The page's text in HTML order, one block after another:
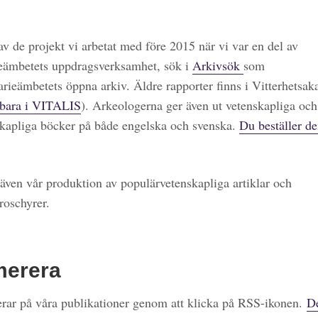
de projekt vi arbetat med före 2015 när vi var en del av
uppdragsverksamhet, sök i Arkivsök som
öppna arkiv. Äldre rapporter finns i
i VITALIS). Arkeologerna ger även ut vetenskapliga och
böcker på både engelska och svenska. Du beställer
vår produktion av populärvetenskapliga artiklar och
på våra publikationer genom att klicka på RSS-ikonen.